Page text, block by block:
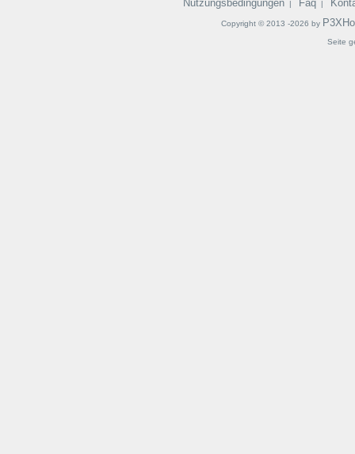
Nutzungsbedingungen | Faq |
Copyright © 2013 -2026 by
Seite